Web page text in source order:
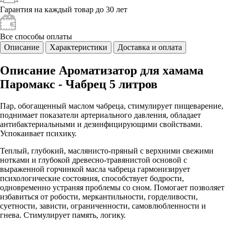
Гарантия на каждый товар до 30 лет
Все способы оплаты
Описание
Характеристики Доставка и оплата
Описание Ароматизатор для хамама
Паромакс - Чабрец 5 литров
Пар, обогащенный маслом чабреца, стимулирует пищеварение,
поднимает показатели артериального давления, обладает
антибактериальными и дезинфицирующими свойствами.
Успокаивает психику.
Теплый, глубокий, маслянисто-пряный с верхними свежими
нотками и глубокой древесно-травянистой основой с
выраженной горчинкой масла чабреца гармонизирует
психологические состояния, способствует бодрости,
одновременно устраняя проблемы со сном. Помогает позволяет
избавиться от робости, меркантильности, горделивости,
суетности, зависти, ограниченности, самовлюбленности и
гнева. Стимулирует память, логику.